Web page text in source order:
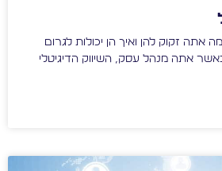
אתה זקוק להן ואיך הן יכולות לגרום
אתה מנהל עסק, השיווק הדיגיטלי